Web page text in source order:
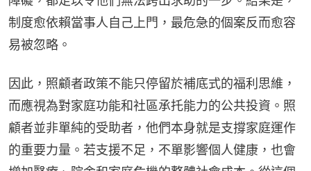
制度愈依賴當事人自己上門，最危急的個案反而愈容
易被忽略。
因此，照顧者政策不能只停留於補底式的福利思維，
而應視為對家庭功能和社區承托能力的公共投資。照
顧者並非單純的受助者，他們本身就是支撐家庭運作
的重要力量。若支援不足，不單影響個人健康，也會